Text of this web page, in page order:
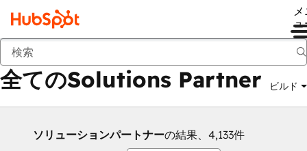
ュ
戻る
全てのSolutions Partner ビルド
ソリューションパートナーの結果、4,133件